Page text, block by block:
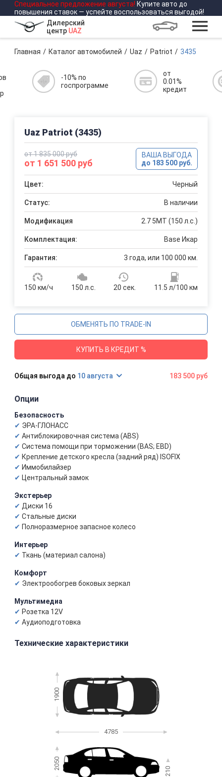
Специальное предложение августа! Купите авто до
повышения ставок — успейте воспользоваться выгодой!
Дилерский
центр UAZ
Главная Каталог автомобилей Uaz Patriot 3435
-10% по
госпрограмме
от
0.01%
кредит
Uaz Patriot (3435)
от 1 835 000 руб
от 1 651 500 руб
ВАША ВЫГОДА
до 183 500 руб.
Цвет: Черный
Статус: В наличии
Модификация 2.7 5МТ (150 л.с.)
Комплектация: Base Икар
Гарантия: 3 года, или 100 000 км.
150 км/ч 150 л.с. 20 сек. 11.5 л/100 км
КУПИТЬ В КРЕДИТ %
ОБМЕНЯТЬ ПО TRADE-IN
10 августа 183 500 руб
Опции
Безопасность
ЭРА-ГЛОНАСС
Антиблокировочная система (ABS)
Система помощи при торможении (BAS; EBD)
Крепление детского кресла (задний ряд) ISOFIX
Иммобилайзер
Центральный замок
Экстерьер
Диски 16
Стальные диски
Полноразмерное запасное колесо
Интерьер
Ткань (материал салона)
Комфорт
Электрообогрев боковых зеркал
Мультимедиа
Розетка 12V
Аудиоподготовка
Технические характеристики
1900
4785
2050
210